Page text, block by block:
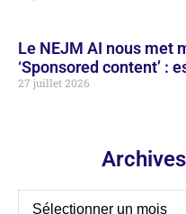
Le NEJM AI nous met
‘Sponsored content’ :
27 juillet 2026